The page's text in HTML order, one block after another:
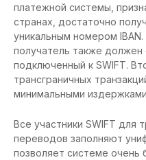
платежной системы,
странах, достаточно
уникальным номером
получатель также должен
подключенный к SWIFT.
трансграничных
минимальными
Все участники SWIFT для
переводов заполняют
позволяет системе очень